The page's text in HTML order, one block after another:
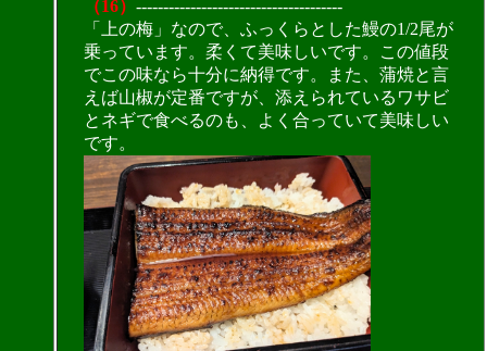
（16） --------------------------------------
「上の梅」なので、ふっくらとした鰻の1/2尾が
乗っています。柔くて美味しいです。この値段
でこの味なら十分に納得です。また、蒲焼と言
えば山椒が定番ですが、添えられているワサビ
とネギで食べるのも、よく合っていて美味しい
です。